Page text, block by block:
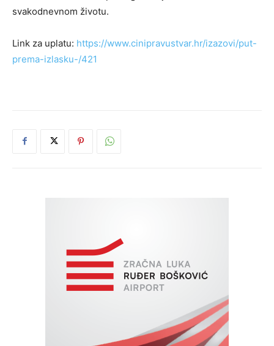
svakodnevnom životu.
Link za uplatu: https://www.cinipravustvar.hr/izazovi/put-
prema-izlasku-/421